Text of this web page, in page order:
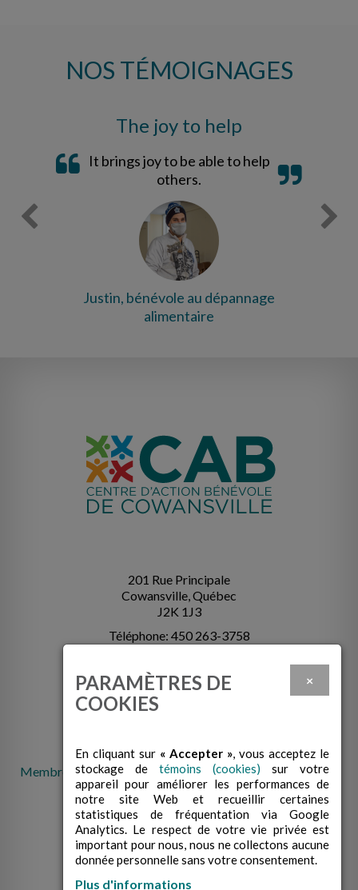
NOS TÉMOIGNAGES
The joy to help
It brings joy to be able to help
others.
Justin, bénévole au dépannage
alimentaire
201 Rue Principale
Cowansville, Québec
J2K 1J3
Téléphone: 450 263-3758
Membre de la Fédération des centres d'action bénévole du
Québec
×
PARAMÈTRES DE
COOKIES
En cliquant sur « Accepter », vous acceptez le
stockage de témoins (cookies) sur votre
appareil pour améliorer les performances de
notre site Web et recueillir certaines
statistiques de fréquentation via Google
Analytics. Le respect de votre vie privée est
important pour nous, nous ne collectons aucune
donnée personnelle sans votre consentement.
Plus d'informations